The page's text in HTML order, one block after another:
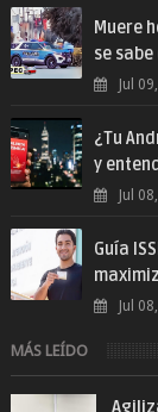
Muere
se
Jul
¿Tu
y
Jul
Guía
Jul
MÁS LEÍDO